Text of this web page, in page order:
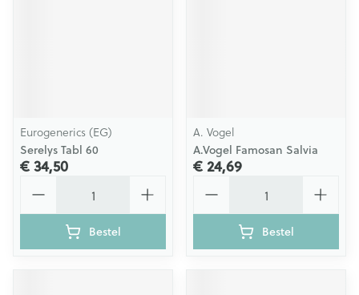
Eurogenerics (EG)
Serelys Tabl 60
€ 34,50
Bestel
A. Vogel
A.Vogel Famosan Salvia
€ 24,69
Bestel